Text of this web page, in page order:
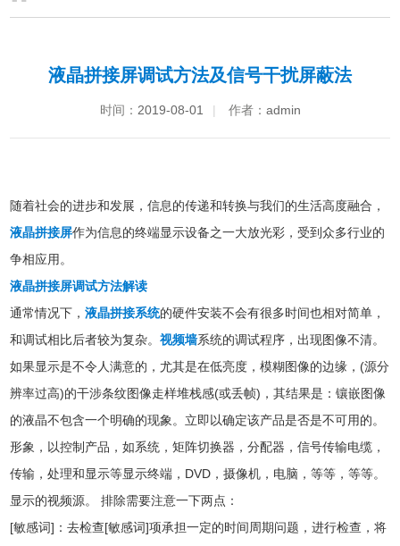
液晶拼接屏调试方法及信号干扰屏蔽法
时间： 2019-08-01 | 作者： admin
随着社会的进步和发展，信息的传递和转换与我们的生活高度融合，
液晶拼接屏作为信息的终端显示设备之一大放光彩，受到众多行业的
争相应用。
液晶拼接屏调试方法解读
通常情况下，液晶拼接系统的硬件安装不会有很多时间也相对简单，
和调试相比后者较为复杂。视频墙系统的调试程序，出现图像不清。
如果显示是不令人满意的，尤其是在低亮度，模糊图像的边缘，(源分
辨率过高)的干涉条纹图像走样堆栈感(或丢帧)，其结果是：镶嵌图像
的液晶不包含一个明确的现象。立即以确定该产品是否是不可用的。
形象，以控制产品，如系统，矩阵切换器，分配器，信号传输电缆，
传输，处理和显示等显示终端，DVD，摄像机，电脑，等等，等等。
显示的视频源。 排除需要注意一下两点：
[敏感词]：去检查[敏感词]项承担一定的时间周期问题，进行检查，将